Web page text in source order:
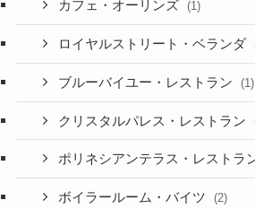
カフェ・オーリンズ (1)
ロイヤルストリート・ベランダ
ブルーバイユー・レストラン (1)
クリスタルパレス・レストラン
ポリネシアンテラス・レストラ
ボイラールーム・バイツ (2)